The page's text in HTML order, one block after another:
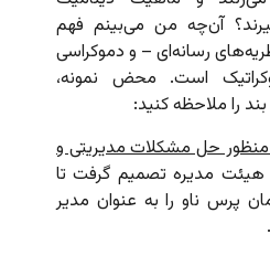
آن‌چه من می‌بینم فهم
رسانه‌ای – و دموکراسی
است. محض نمونه،
را ملاحظه کنید:
حل مشکلات مدیریتی و
هیئت مدیره تصمیم گرفت تا
پرس ناو را به عنوان مدیر